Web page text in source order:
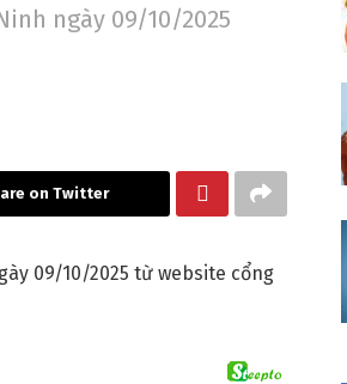
ngày 09/10/2025
on Twitter
09/10/2025 từ website cổng